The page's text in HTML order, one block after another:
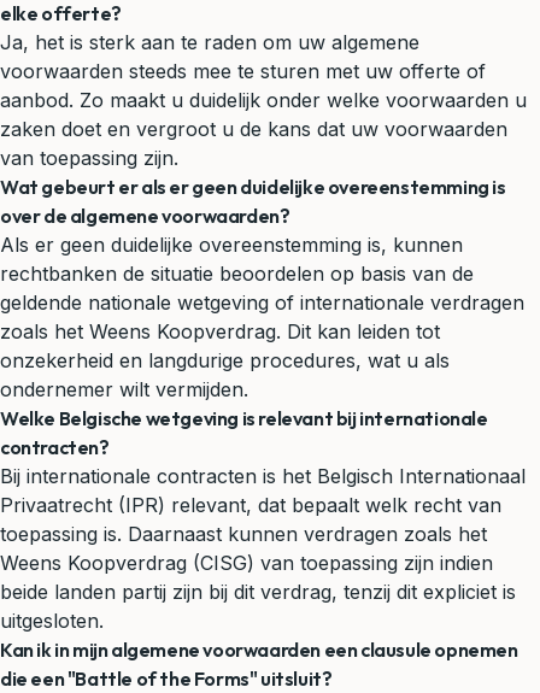
elke offerte?
Ja, het is sterk aan te raden om uw algemene
voorwaarden steeds mee te sturen met uw offerte of
aanbod. Zo maakt u duidelijk onder welke voorwaarden u
zaken doet en vergroot u de kans dat uw voorwaarden
van toepassing zijn.
Wat gebeurt er als er geen duidelijke overeenstemming is
over de algemene voorwaarden?
Als er geen duidelijke overeenstemming is, kunnen
rechtbanken de situatie beoordelen op basis van de
geldende nationale wetgeving of internationale verdragen
zoals het Weens Koopverdrag. Dit kan leiden tot
onzekerheid en langdurige procedures, wat u als
ondernemer wilt vermijden.
Welke Belgische wetgeving is relevant bij internationale
contracten?
Bij internationale contracten is het Belgisch Internationaal
Privaatrecht (IPR) relevant, dat bepaalt welk recht van
toepassing is. Daarnaast kunnen verdragen zoals het
Weens Koopverdrag (CISG) van toepassing zijn indien
beide landen partij zijn bij dit verdrag, tenzij dit expliciet is
uitgesloten.
Kan ik in mijn algemene voorwaarden een clausule opnemen
die een "Battle of the Forms" uitsluit?